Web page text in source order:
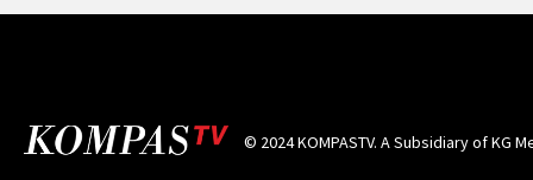
© 2024 KOMPASTV. A Subsidiary ofKG